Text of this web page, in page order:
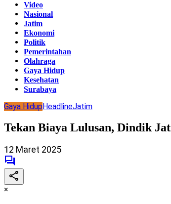
Video
Nasional
Jatim
Ekonomi
Politik
Pemerintahan
Olahraga
Gaya Hidup
Kesehatan
Surabaya
Gaya HidupHeadlineJatim
Tekan Biaya Lulusan, Dindik
12 Maret 2025
×